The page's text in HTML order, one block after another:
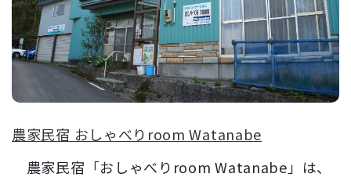
農家民宿 おしゃべりroom Watanabe
農家民宿「おしゃべりroom Watanabe」は、